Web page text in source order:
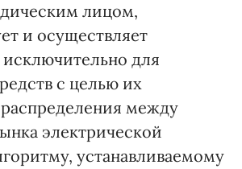
лицом,
и осуществляет
исключительно для
с целью их
между
электрической
устанавливаемому